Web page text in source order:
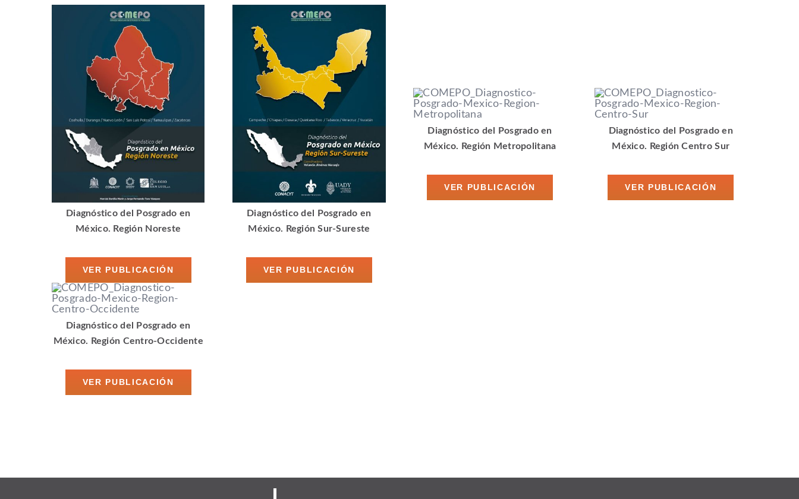
Diagnóstico del Posgrado en
México. Región Noreste
VER PUBLICACIÓN
Diagnóstico del Posgrado en
México. Región Sur-Sureste
VER PUBLICACIÓN
Diagnóstico del Posgrado en
México. Región Metropolitana
VER PUBLICACIÓN
Diagnóstico del Posgrado en
México. Región Centro Sur
VER PUBLICACIÓN
Diagnóstico del Posgrado en
México. Región Centro-Occidente
VER PUBLICACIÓN